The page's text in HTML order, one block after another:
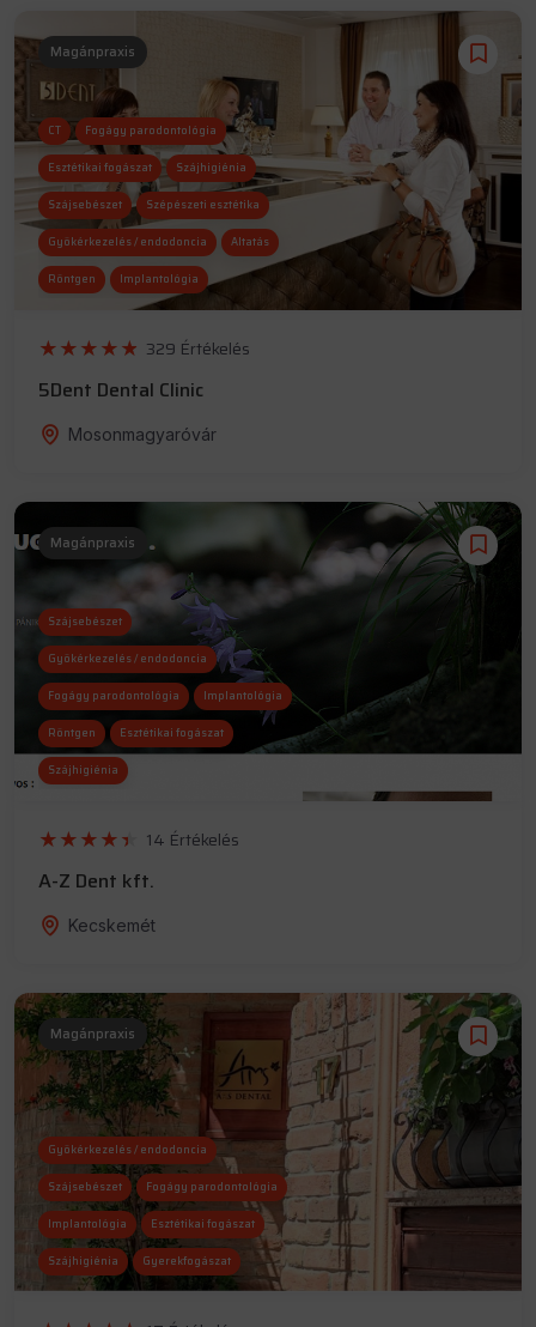
Magánpraxis
CT Fogágy parodontológia
Esztétikai fogászat Szájhigiénia
Szájsebészet Szépészeti esztétika
Gyökérkezelés / endodoncia Altatás
Röntgen Implantológia
329 Értékelés
5Dent Dental Clinic
Mosonmagyaróvár
Magánpraxis
Szájsebészet
Gyökérkezelés / endodoncia
Fogágy parodontológia Implantológia
Röntgen Esztétikai fogászat
Szájhigiénia
14 Értékelés
A-Z Dent kft.
Kecskemét
Magánpraxis
Gyökérkezelés / endodoncia
Szájsebészet Fogágy parodontológia
Implantológia Esztétikai fogászat
Szájhigiénia Gyerekfogászat